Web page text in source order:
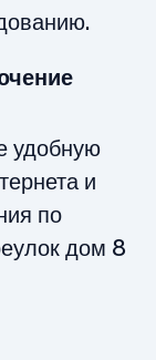
удобную
и
по
дом 8